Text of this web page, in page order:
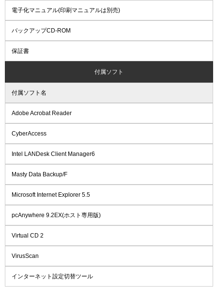
電子化マニュアル(印刷マニュアルは別売)
バックアップCD-ROM
保証書
付属ソフト
付属ソフト名
Adobe Acrobat Reader
CyberAccess
Intel LANDesk Client Manager6
Masty Data Backup/F
Microsoft Internet Explorer 5.5
pcAnywhere 9.2EX(ホスト専用版)
Virtual CD 2
VirusScan
インターネット設定切替ツール